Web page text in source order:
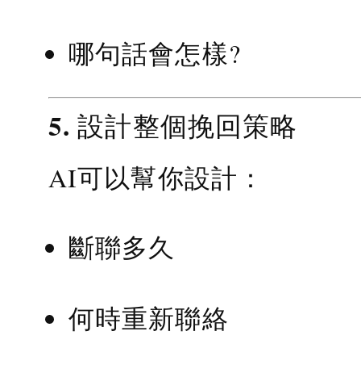
哪句話會怎樣?
5. 設計整個挽回策略
AI可以幫你設計：
斷聯多久
何時重新聯絡